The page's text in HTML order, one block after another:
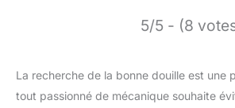
5/5 - (8
La recherche de la bonne douille est une
tout passionné de mécanique souhaite